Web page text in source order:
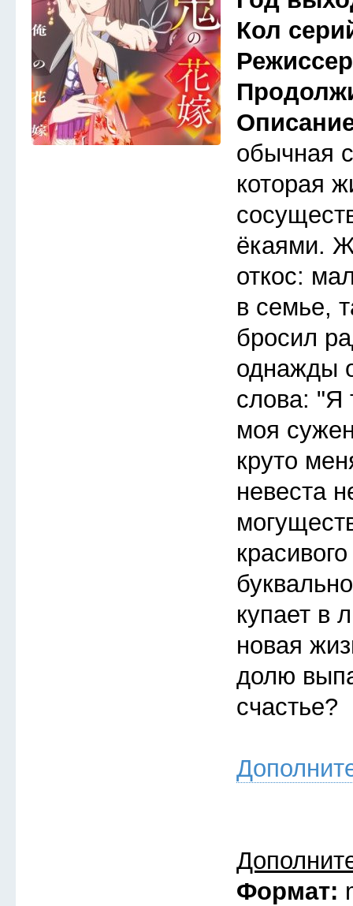
Кол
обычная
которая
ёкаями.
откос:
в семье,
бросил
однажды
слова: "Я
моя
круто
невеста
купает в
новая
долю
счастье?
Формат: